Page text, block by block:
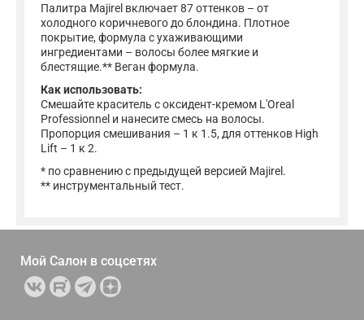
Палитра Majirel включает 87 оттенков – от
холодного коричневого до блондина. Плотное
покрытие, формула с ухаживающими
ингредиентами – волосы более мягкие и
блестящие.** Веган формула.
Как использовать:
Смешайте краситель с оксидент-кремом L'Oreal
Professionnel и нанесите смесь на волосы.
Пропорция смешивания – 1 к 1.5, для оттенков High
Lift – 1 к 2.
* по сравнению с предыдущей версией Majirel.
** инструментальный тест.
Мой Салон в соцсетях